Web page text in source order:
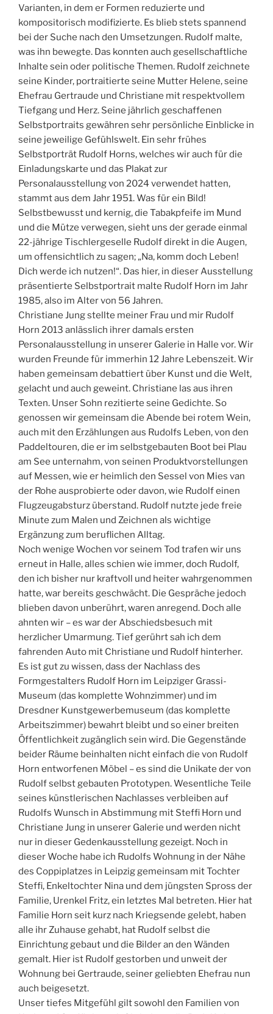
Varianten, in dem er Formen reduzierte und
kompositorisch modifizierte. Es blieb stets spannend
bei der Suche nach den Umsetzungen. Rudolf malte,
was ihn bewegte. Das konnten auch gesellschaftliche
Inhalte sein oder politische Themen. Rudolf zeichnete
seine Kinder, portraitierte seine Mutter Helene, seine
Ehefrau Gertraude und Christiane mit respektvollem
Tiefgang und Herz. Seine jährlich geschaffenen
Selbstportraits gewähren sehr persönliche Einblicke in
seine jeweilige Gefühlswelt. Ein sehr frühes
Selbstporträt Rudolf Horns, welches wir auch für die
Einladungskarte und das Plakat zur
Personalausstellung von 2024 verwendet hatten,
stammt aus dem Jahr 1951. Was für ein Bild!
Selbstbewusst und kernig, die Tabakpfeife im Mund
und die Mütze verwegen, sieht uns der gerade einmal
22-jährige Tischlergeselle Rudolf direkt in die Augen,
um offensichtlich zu sagen; „Na, komm doch Leben!
Dich werde ich nutzen!“. Das hier, in dieser Ausstellung
präsentierte Selbstportrait malte Rudolf Horn im Jahr
1985, also im Alter von 56 Jahren.
Christiane Jung stellte meiner Frau und mir Rudolf
Horn 2013 anlässlich ihrer damals ersten
Personalausstellung in unserer Galerie in Halle vor. Wir
wurden Freunde für immerhin 12 Jahre Lebenszeit. Wir
haben gemeinsam debattiert über Kunst und die Welt,
gelacht und auch geweint. Christiane las aus ihren
Texten. Unser Sohn rezitierte seine Gedichte. So
genossen wir gemeinsam die Abende bei rotem Wein,
auch mit den Erzählungen aus Rudolfs Leben, von den
Paddeltouren, die er im selbstgebauten Boot bei Plau
am See unternahm, von seinen Produktvorstellungen
auf Messen, wie er heimlich den Sessel von Mies van
der Rohe ausprobierte oder davon, wie Rudolf einen
Flugzeugabsturz überstand. Rudolf nutzte jede freie
Minute zum Malen und Zeichnen als wichtige
Ergänzung zum beruflichen Alltag.
Noch wenige Wochen vor seinem Tod trafen wir uns
erneut in Halle, alles schien wie immer, doch Rudolf,
den ich bisher nur kraftvoll und heiter wahrgenommen
hatte, war bereits geschwächt. Die Gespräche jedoch
blieben davon unberührt, waren anregend. Doch alle
ahnten wir – es war der Abschiedsbesuch mit
herzlicher Umarmung. Tief gerührt sah ich dem
fahrenden Auto mit Christiane und Rudolf hinterher.
Es ist gut zu wissen, dass der Nachlass des
Formgestalters Rudolf Horn im Leipziger Grassi-
Museum (das komplette Wohnzimmer) und im
Dresdner Kunstgewerbemuseum (das komplette
Arbeitszimmer) bewahrt bleibt und so einer breiten
Öffentlichkeit zugänglich sein wird. Die Gegenstände
beider Räume beinhalten nicht einfach die von Rudolf
Horn entworfenen Möbel – es sind die Unikate der von
Rudolf selbst gebauten Prototypen. Wesentliche Teile
seines künstlerischen Nachlasses verbleiben auf
Rudolfs Wunsch in Abstimmung mit Steffi Horn und
Christiane Jung in unserer Galerie und werden nicht
nur in dieser Gedenkausstellung gezeigt. Noch in
dieser Woche habe ich Rudolfs Wohnung in der Nähe
des Coppiplatzes in Leipzig gemeinsam mit Tochter
Steffi, Enkeltochter Nina und dem jüngsten Spross der
Familie, Urenkel Fritz, ein letztes Mal betreten. Hier hat
Familie Horn seit kurz nach Kriegsende gelebt, haben
alle ihr Zuhause gehabt, hat Rudolf selbst die
Einrichtung gebaut und die Bilder an den Wänden
gemalt. Hier ist Rudolf gestorben und unweit der
Wohnung bei Gertraude, seiner geliebten Ehefrau nun
auch beigesetzt.
Unser tiefes Mitgefühl gilt sowohl den Familien von